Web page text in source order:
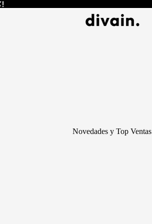
!
Novedades y Top Ventas